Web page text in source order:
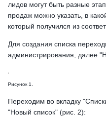
лидов могут быть разные
продаж можно указать, в
который получился из
Для создания списка
администрирования, далее
Рисунок 1.
Переходим во вкладку
"Новый список" (рис. 2):